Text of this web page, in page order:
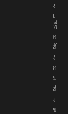
ง
เ
พื่
อ
สั
ง
ค
ม
ส่
ง
ข่